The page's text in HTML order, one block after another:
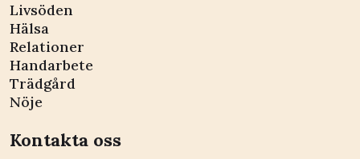
Livsöden
Hälsa
Relationer
Handarbete
Trädgård
Nöje
Kontakta oss